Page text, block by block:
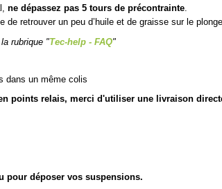
ne dépassez pas 5 tours de précontrainte
retrouver un peu d’huile et de graisse sur le
rubrique "Tec-help - FAQ"
dans un même colis
points relais, merci d'utiliser une livraison
pour déposer vos suspensions.